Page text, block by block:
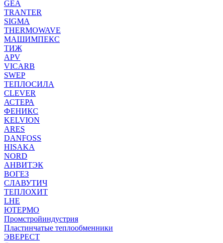
GEA
TRANTER
SIGMA
THERMOWAVE
МАШИМПЕКС
ТИЖ
APV
VICARB
SWEP
ТЕПЛОСИЛА
CLEVER
АСТЕРА
ФЕНИКС
KELVION
ARES
DANFOSS
HISAKA
NORD
АНВИТЭК
ВОГЕЗ
СЛАВУТИЧ
ТЕПЛОХИТ
LHE
ЮТЕРМО
Промстройиндустрия
Пластинчатые теплообменники
ЭВЕРЕСТ